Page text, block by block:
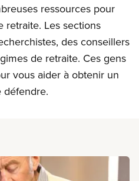
ressources pour
retraite. Les sections
des conseillers
de retraite. Ces gens
vous aider à obtenir un
défendre.